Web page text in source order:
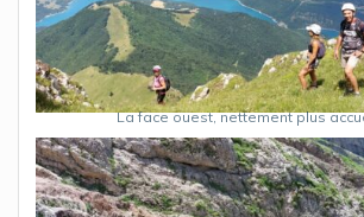
La face ouest, nettement plus